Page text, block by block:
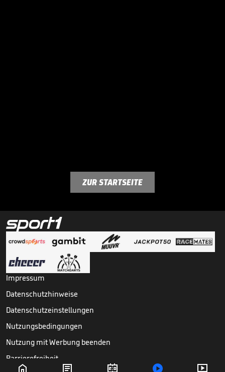
    
ZUR STARTSEITE
Impressum
Datenschutzhinweise
Datenschutzeinstellungen
Nutzungsbedingungen
Nutzung mit Werbung beenden
Barrierefreiheit